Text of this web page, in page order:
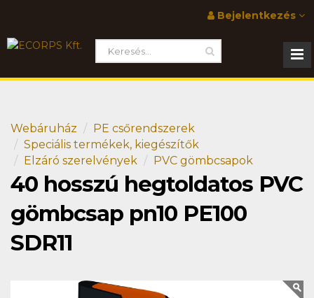
Bejelentkezés
Webáruház
PE csőrendszerek
Speciális termékek, kiegészítők
Elzáró szerelvények
PVC gömbcsapok
40 hosszú hegtoldatos PVC
gömbcsap pn10 PE100
SDR11